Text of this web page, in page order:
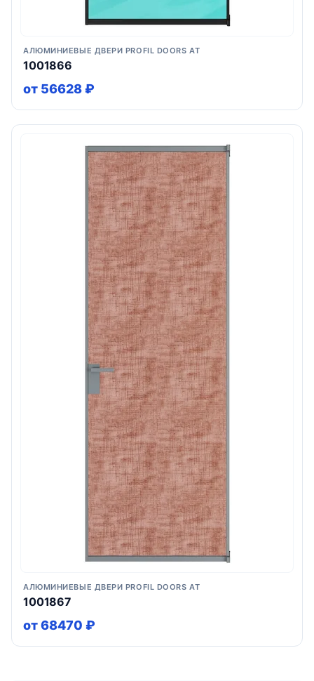
АЛЮМИНИЕВЫЕ ДВЕРИ PROFIL DOORS AT
1001866
от 56628 ₽
АЛЮМИНИЕВЫЕ ДВЕРИ PROFIL DOORS AT
1001867
от 68470 ₽